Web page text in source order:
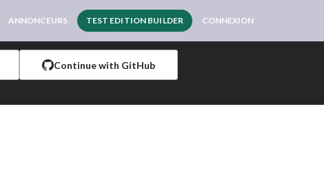
ANNONCEURS TEST EDITION BUILDER CONNEXION
Continue with GitHub